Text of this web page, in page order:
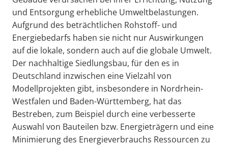
und Entsorgung erhebliche Umweltbelastungen.
Aufgrund des beträchtlichen Rohstoff- und
Energiebedarfs haben sie nicht nur Auswirkungen
auf die lokale, sondern auch auf die globale Umwelt.
Der nachhaltige Siedlungsbau, für den es in
Deutschland inzwischen eine Vielzahl von
Modellprojekten gibt, insbesondere in Nordrhein-
Westfalen und Baden-Württemberg, hat das
Bestreben, zum Beispiel durch eine verbesserte
Auswahl von Bauteilen bzw. Energieträgern und eine
Minimierung des Energieverbrauchs Ressourcen zu